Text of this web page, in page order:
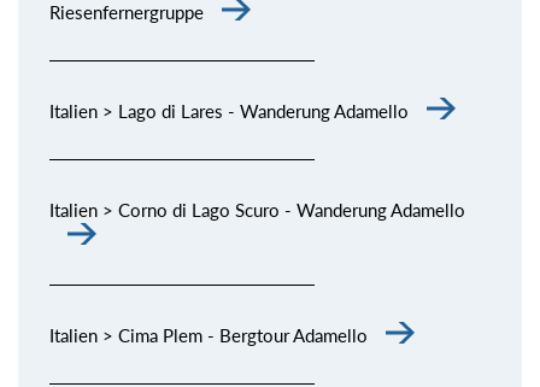
Riesenfernergruppe
Italien > Lago di Lares - Wanderung Adamello
Italien > Corno di Lago Scuro - Wanderung Adamello
Italien > Cima Plem - Bergtour Adamello